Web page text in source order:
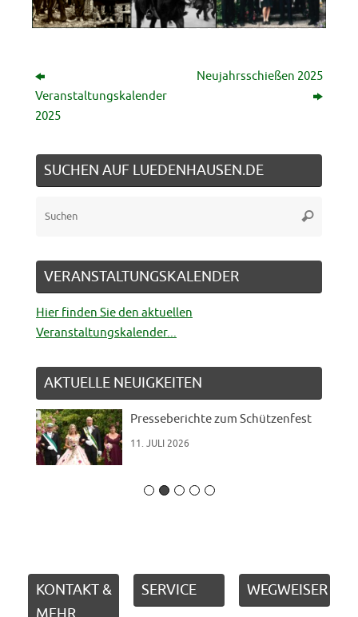
Veranstaltungskalender
2025
Neujahrsschießen 2025
SUCHEN AUF LUEDENHAUSEN.DE
Suchen
VERANSTALTUNGSKALENDER
Hier finden Sie den aktuellen
Veranstaltungskalender...
AKTUELLE NEUIGKEITEN
Presseberichte zum Schützenfest
11. JULI 2026
KONTAKT &
SERVICE WEGWEISER